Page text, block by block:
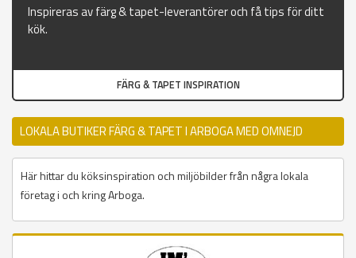
Inspireras av färg & tapet-leverantörer och få tips för ditt
kök.
FÄRG & TAPET INSPIRATION
LOKALA BUTIKER FÄRG & TAPET I ARBOGA MED OMNEJD
Här hittar du köksinspiration och miljöbilder från några lokala
företag i och kring Arboga.